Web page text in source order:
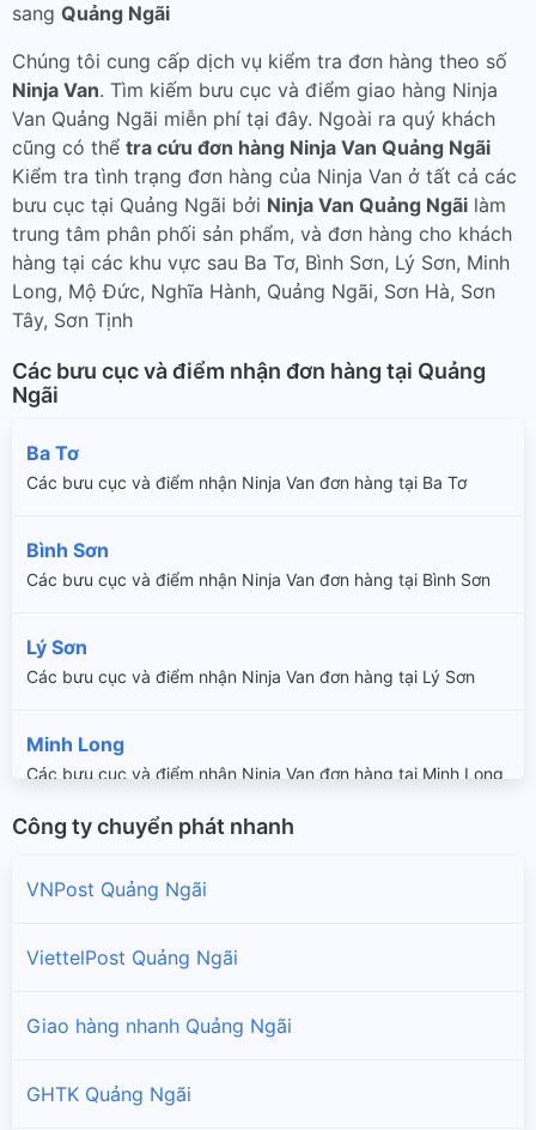
sang Quảng Ngãi
Chúng tôi cung cấp dịch vụ kiểm tra đơn hàng theo số
Ninja Van. Tìm kiếm bưu cục và điểm giao hàng Ninja
Van Quảng Ngãi miễn phí tại đây. Ngoài ra quý khách
cũng có thể tra cứu đơn hàng Ninja Van Quảng Ngãi
Kiểm tra tình trạng đơn hàng của Ninja Van ở tất cả các
bưu cục tại Quảng Ngãi bởi Ninja Van Quảng Ngãi làm
trung tâm phân phối sản phẩm, và đơn hàng cho khách
hàng tại các khu vực sau Ba Tơ, Bình Sơn, Lý Sơn, Minh
Long, Mộ Đức, Nghĩa Hành, Quảng Ngãi, Sơn Hà, Sơn
Tây, Sơn Tịnh
Các bưu cục và điểm nhận đơn hàng tại Quảng
Ngãi
Ba Tơ
Các bưu cục và điểm nhận Ninja Van đơn hàng tại Ba Tơ
Bình Sơn
Các bưu cục và điểm nhận Ninja Van đơn hàng tại Bình Sơn
Lý Sơn
Các bưu cục và điểm nhận Ninja Van đơn hàng tại Lý Sơn
Minh Long
Các bưu cục và điểm nhận Ninja Van đơn hàng tại Minh Long
Mộ Đức
Các bưu cục và điểm nhận Ninja Van đơn hàng tại Nghĩa
Các bưu cục và điểm nhận Ninja Van đơn hàng tại Quảng
Công ty chuyển phát nhanh
VNPost Quảng Ngãi
ViettelPost Quảng Ngãi
Giao hàng nhanh Quảng Ngãi
GHTK Quảng Ngãi